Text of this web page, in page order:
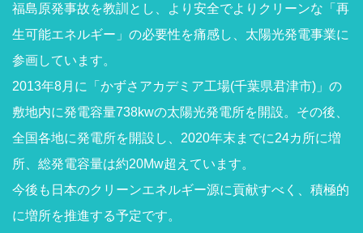
福島原発事故を教訓とし、より安全でよりクリーンな「再
生可能エネルギー」の必要性を痛感し、太陽光発電事業に
参画しています。
2013年8月に「かずさアカデミア工場(千葉県君津市)」の
敷地内に発電容量738kwの太陽光発電所を開設。その後、
全国各地に発電所を開設し、2020年末までに24カ所に増
所、総発電容量は約20Mw超えています。
今後も日本のクリーンエネルギー源に貢献すべく、積極的
に増所を推進する予定です。